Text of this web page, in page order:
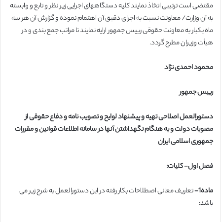
مقتضی است ترتیبی اتخاذ نمایند کلیه دستگاههای اجرایی زیر نظر و تابع و وابسته
به آن وزارت/ معاونت نسبت به اجرای دقیق آن اهتمام نموده و گزارش آن هر سه
ماه یکبار به معاونت حقوقی رییس جمهور ارایه نمایند تا مراتب جمع بندی و در
هیأت وزیران مطرح گردد.
محمود احمدی نژاد
رییس جمهور
دستورالعمل اصلاحی تهیه و پیشنهاد لوایح و تصویب نامه و دفاع حقوقی از
مصوبات دولت و به هنگام نگهداشتن آنها در سامانه اطلاعات قوانین و مقررات
جمهوری اسلامی ایران
فصل اول- کلیات:
ماده1-
تعاریف معانی اصطلاحات بکار رفته در این دستورالعمل به شرح زیر می
باشد: